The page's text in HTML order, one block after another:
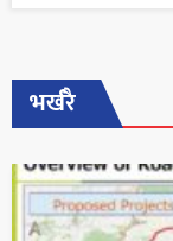
भर्खरै